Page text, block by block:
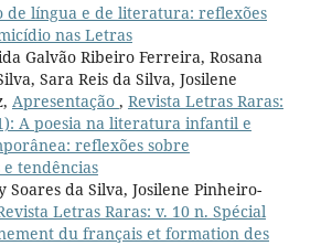
de língua e de literatura: reflexões
nas Letras
Galvão Ribeiro Ferreira, Rosana
Sara Reis da Silva, Josilene
Apresentação , Revista Letras Raras:
A poesia na literatura infantil e
reflexões sobre
tendências
Soares da Silva, Josilene Pinheiro-
Letras Raras: v. 10 n. Spécial
du français et formation des